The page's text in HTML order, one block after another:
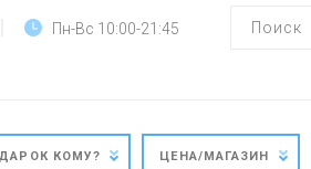
Пн-Вс 10:00-21:45
КОМУ? ЦЕНА/МАГАЗИН